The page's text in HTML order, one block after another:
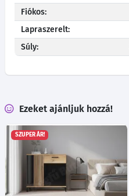
Fiókos:
Lapraszerelt:
Súly:
Ezeket ajánljuk hozzá!
SZUPER ÁR!